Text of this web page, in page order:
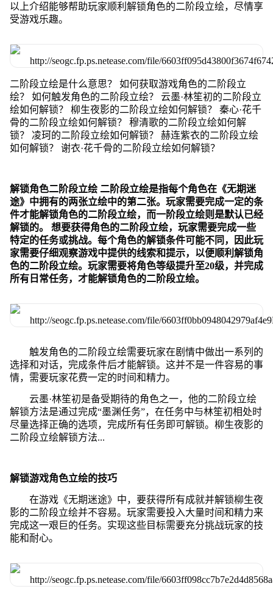
以上介绍能够帮助玩家顺利解锁角色的二阶段立绘，尽情享
受游戏乐趣。
二阶段立绘是什么意思？ 如何获取游戏角色的二阶段立
绘？ 如何触发角色的二阶段立绘？ 云墨·林笙初的二阶段立
绘如何解锁？ 柳生夜影的二阶段立绘如何解锁？ 秦心·花千
骨的二阶段立绘如何解锁？ 穆清歌的二阶段立绘如何解
锁？ 凌珂的二阶段立绘如何解锁？ 赫连紫衣的二阶段立绘
如何解锁？ 谢衣·花千骨的二阶段立绘如何解锁？
解锁角色二阶段立绘 二阶段立绘是指每个角色在《无期迷
途》中拥有的两张立绘中的第二张。玩家需要完成一定的条
件才能解锁角色的二阶段立绘，而一阶段立绘则是默认已经
解锁的。 想要获得角色的二阶段立绘，玩家需要完成一些
特定的任务或挑战。每个角色的解锁条件可能不同，因此玩
家需要仔细观察游戏中提供的线索和提示，以便顺利解锁角
色的二阶段立绘。玩家需要将角色等级提升至20级，并完成
所有日常任务，才能解锁角色的二阶段立绘。
触发角色的二阶段立绘需要玩家在剧情中做出一系列的
选择和对话，完成条件后才能解锁。这并不是一件容易的事
情，需要玩家花费一定的时间和精力。
云墨·林笙初是备受期待的角色之一，他的二阶段立绘
解锁方法是通过完成“墨渊任务”，在任务中与林笙初相处时
尽量选择正确的选项，完成所有任务即可解锁。柳生夜影的
二阶段立绘解锁方法...
解锁游戏角色立绘的技巧
在游戏《无期迷途》中，要获得所有成就并解锁柳生夜
影的二阶段立绘并不容易。玩家需要投入大量时间和精力来
完成这一艰巨的任务。实现这些目标需要充分挑战玩家的技
能和耐心。